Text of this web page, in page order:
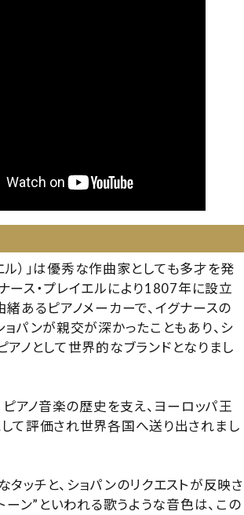
ル）」は優秀な作曲家としても多才を発
ース・プレイエルにより1807年に設立
緒あるピアノメーカーで、イグナースの
ョパンが親交が深かったこともあり、シ
アノとして世界的なブランドとなりまし
アノ音楽の歴史を支え、ヨーロッパ王
て評価され世界各国へ送り出されまし
ッチと、ショパンのリクエストが反映さ
ーン”といわれる歌うような音色は、この